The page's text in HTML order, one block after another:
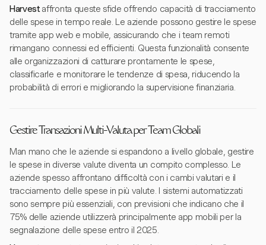
Harvestaffronta queste sfide offrendo capacità di tracciamento
delle spese in tempo reale. Le aziende possono gestire le spese
tramite app web e mobile, assicurando che i team remoti
rimangano connessi ed efficienti. Questa funzionalità consente
alle organizzazioni di catturare prontamente le spese,
classificarle e monitorare le tendenze di spesa, riducendo la
probabilità di errori e migliorando la supervisione finanziaria.
Gestire Transazioni Multi-Valuta per Team Globali
Man mano che le aziende si espandono a livello globale, gestire
le spese in diverse valute diventa un compito complesso. Le
aziende spesso affrontano difficoltà con i cambi valutari e il
tracciamento delle spese in più valute. I sistemi automatizzati
sono sempre più essenziali, con previsioni che indicano che il
75% delle aziende utilizzerà principalmente app mobili per la
segnalazione delle spese entro il 2025.